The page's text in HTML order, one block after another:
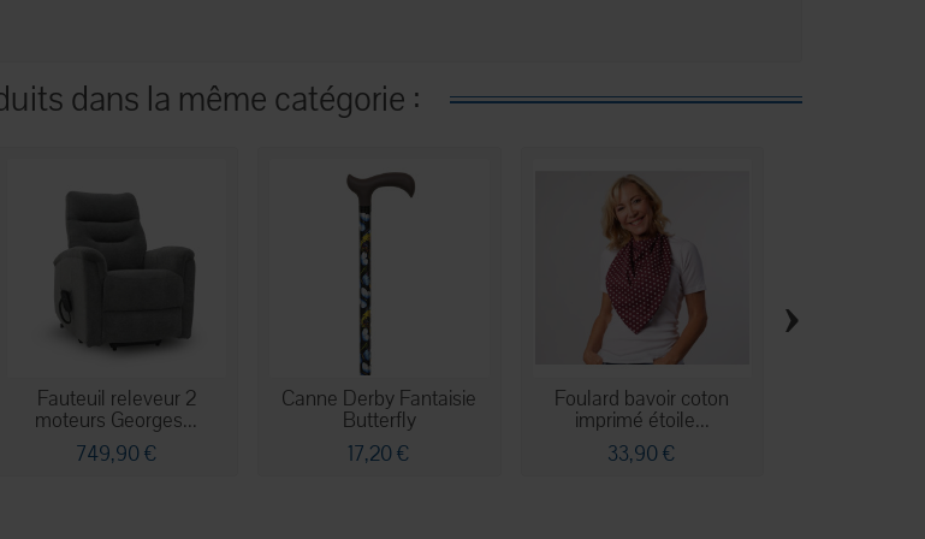
dans la même catégorie :
Fauteuil releveur 2
moteurs Georges...
749,90 €
Canne Derby Fantaisie
Butterfly
17,20 €
Foulard bavoir coton
imprimé étoile...
33,90 €
›